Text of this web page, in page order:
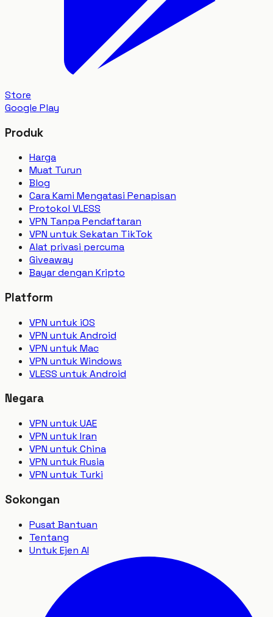
Store
Google Play
Produk
Harga
Muat Turun
Blog
Cara Kami Mengatasi Penapisan
Protokol VLESS
VPN Tanpa Pendaftaran
VPN untuk Sekatan TikTok
Alat privasi percuma
Giveaway
Bayar dengan Kripto
Platform
VPN untuk iOS
VPN untuk Android
VPN untuk Mac
VPN untuk Windows
VLESS untuk Android
Negara
VPN untuk UAE
VPN untuk Iran
VPN untuk China
VPN untuk Rusia
VPN untuk Turki
Sokongan
Pusat Bantuan
Tentang
Untuk Ejen AI